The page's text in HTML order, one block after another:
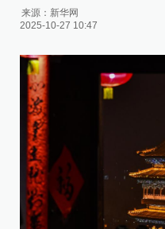
来源： 新华网
2025-10-27 10:47